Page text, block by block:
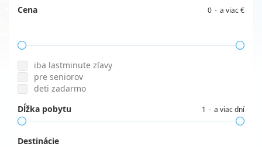
Cena 0 a viac €
iba lastminute zľavy
pre seniorov
deti zadarmo
Dĺžka pobytu
1 a viac dní
Destinácie